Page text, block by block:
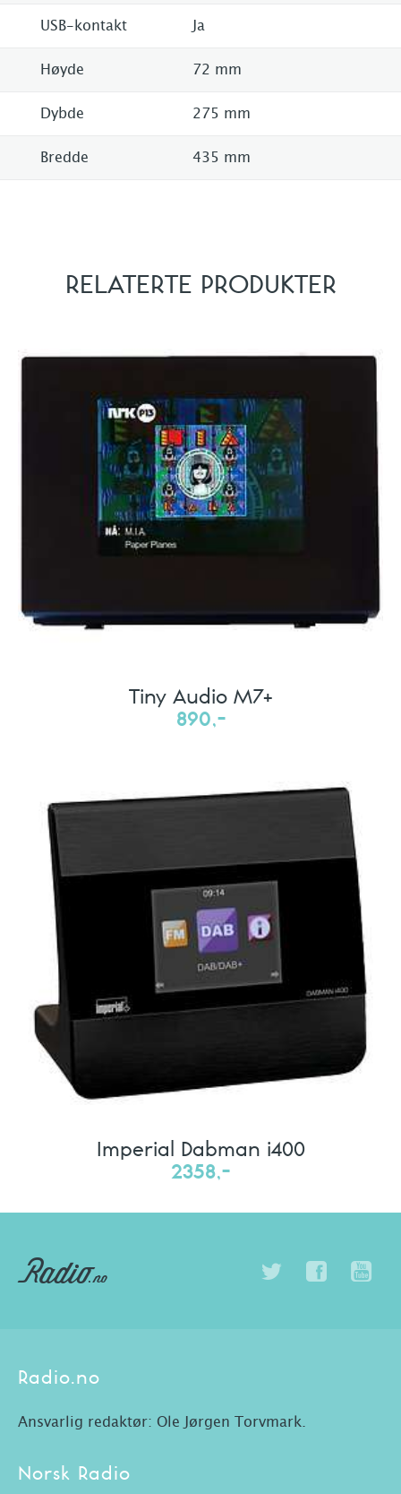
USB-kontakt Ja
Høyde 72 mm
Dybde 275 mm
Bredde 435 mm
RELATERTE PRODUKTER
Tiny Audio M7+
890,-
Imperial Dabman i400
2358,-
Radio.no
Ansvarlig redaktør: Ole Jørgen Torvmark.
Norsk Radio